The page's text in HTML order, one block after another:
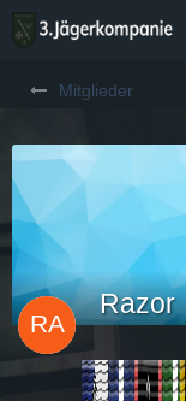
Mitglieder
Razor